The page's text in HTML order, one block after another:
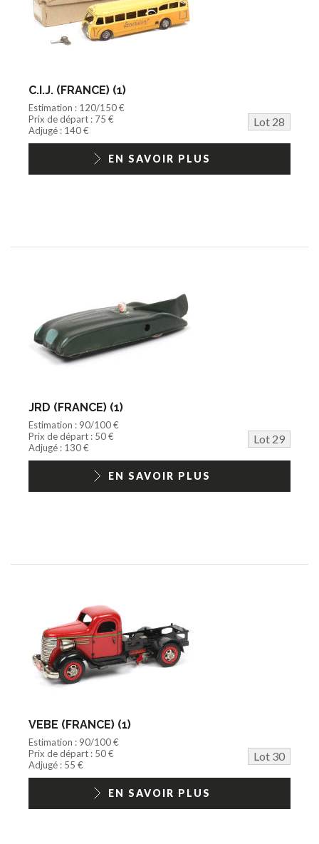
C.I.J. (FRANCE) (1)
Estimation : 120/150 €
Prix de départ : 75 €
Lot 28
Adjugé : 140 €
EN SAVOIR PLUS
JRD (FRANCE) (1)
Estimation : 90/100 €
Prix de départ : 50 €
Lot 29
Adjugé : 130 €
EN SAVOIR PLUS
VEBE (FRANCE) (1)
Estimation : 90/100 €
Prix de départ : 50 €
Lot 30
Adjugé : 55 €
EN SAVOIR PLUS